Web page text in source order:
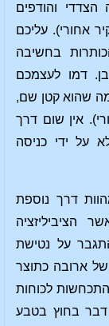
והודפים
אחורי). עליכם
בחשיבה
דמו לעצמכם
שהוא קטן שם,
אין שום דרך
על ידי כניסה
דרך נוספת
הציביליזציה
על נטישת
ארובה כתוצר
לכוחות
דבר בחוץ בטבע